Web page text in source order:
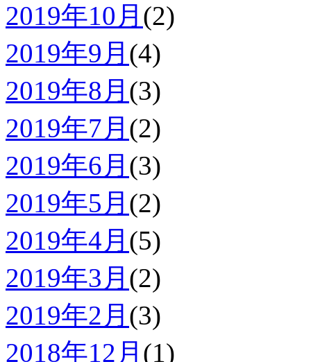
2019年10月 (2)
2019年9月 (4)
2019年8月 (3)
2019年7月 (2)
2019年6月 (3)
2019年5月 (2)
2019年4月 (5)
2019年3月 (2)
2019年2月 (3)
2018年12月 (1)